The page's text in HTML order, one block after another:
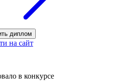
диплом
на сайт
в конкурсе